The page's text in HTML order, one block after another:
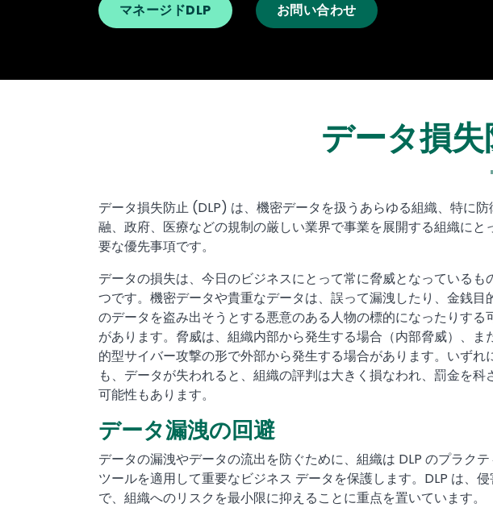
マネージドDLP お問い合わせ
データ損
Text
データ損失防止 (DLP) は、機密データを扱うあらゆる組織、特に防
融、政府、医療などの規制の厳しい業界で事業を展開する組織にと
要な優先事項です。
データの損失は、今日のビジネスにとって常に脅威となっているも
つです。機密データや貴重なデータは、誤って漏洩したり、金銭目
のデータを盗み出そうとする悪意のある人物の標的になったりする
があります。脅威は、組織内部から発生する場合（内部脅威）、ま
的型サイバー攻撃の形で外部から発生する場合があります。いずれ
も、データが失われると、組織の評判は大きく損なわれ、罰金を科
可能性もあります。
データ漏洩の回避
データの漏洩やデータの流出を防ぐために、組織は DLP のプラクテ
ツールを適用して重要なビジネス データを保護します。DLP は、
で、組織へのリスクを最小限に抑えることに重点を置いています。